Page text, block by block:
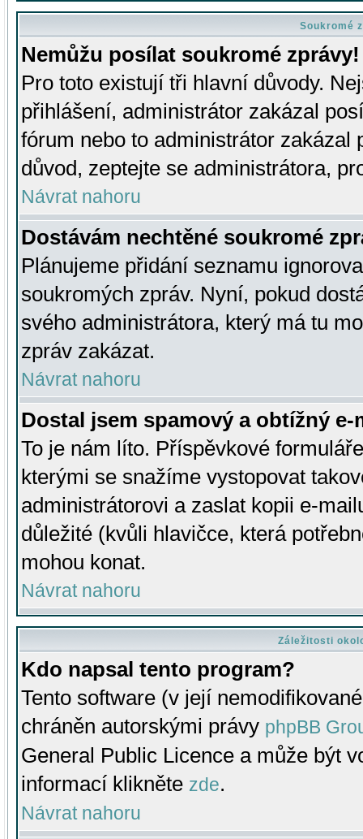
Soukromé
Nemůžu posílat soukromé zprávy!
Pro toto existují tři hlavní důvody.
přihlášení, administrátor zakázal
fórum nebo to administrátor zakázal
důvod, zeptejte se administrátora,
Návrat nahoru
Dostávám nechtěné soukromé
Plánujeme přidání seznamu
soukromých zpráv. Nyní, pokud
svého administrátora, který má tu
zpráv zakázat.
Návrat nahoru
Dostal jsem spamový a obtížný
To je nám líto. Příspěvkové
kterými se snažíme vystopovat
administrátorovi a zaslat kopii e-
důležité (kvůli hlavičce, která
mohou konat.
Návrat nahoru
Záležitosti
Kdo napsal tento program?
Tento software (v její
chráněn autorskými právy phpBB
General Public Licence a může být
informací klikněte zde.
Návrat nahoru